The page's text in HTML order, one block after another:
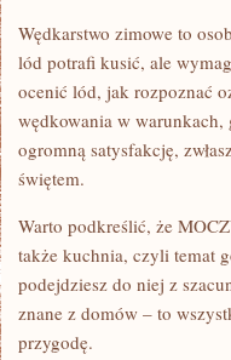
Wędkarstwo zimowe to
lód potrafi kusić, ale
ocenić lód, jak rozpoznać
wędkowania w warunkach,
ogromną satysfakcję,
świętem.
Warto podkreślić, że
także kuchnia, czyli temat
podejdziesz do niej z
znane z domów – to
przygodę.